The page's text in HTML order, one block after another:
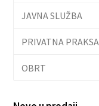
JAVNA SLUŽBA
PRIVATNA PRAKSA
OBRT